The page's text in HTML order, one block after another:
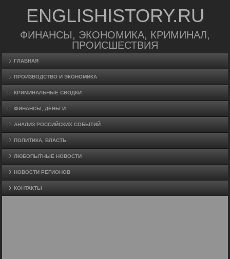
ENGLISHISTORY.RU
ФИНАНСЫ, ЭКОНОМИКА, КРИМИНАЛ,
ПРОИСШЕСТВИЯ
ГЛАВНАЯ
ПРОИЗВΟДСТВО И ЭКОНОМИКА
КРИМИНАЛЬНЫЕ СВОДКИ
ФИНАНСЫ, ДЕНЬГИ
АНАЛИЗ РОССИЙСКИХ СОБЫТИЙ
ПОЛИТИКА, ВЛАСТЬ
ЛЮБОПЫТНЫЕ НОВОСТИ
НОВОСТИ РЕГИОНОВ
КОНТАКТЫ